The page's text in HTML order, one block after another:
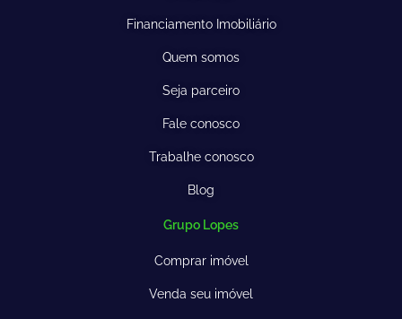
Financiamento Imobiliário
Quem somos
Seja parceiro
Fale conosco
Trabalhe conosco
Blog
Grupo Lopes
Comprar imóvel
Venda seu imóvel